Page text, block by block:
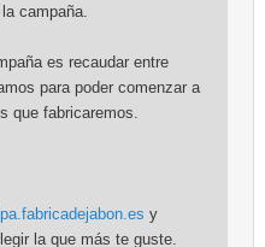
campaña.
es recaudar entre
para poder comenzar a
que fabricaremos.
y
la que más te guste.